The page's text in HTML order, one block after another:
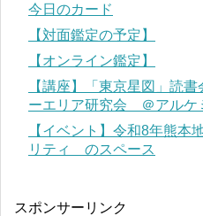
今日のカード
【対面鑑定の予定】
【オンライン鑑定】
【講座】「東京星図」読
ーエリア研究会 ＠アル
【イベント】令和8年熊
リティ のスペース
スポンサーリンク